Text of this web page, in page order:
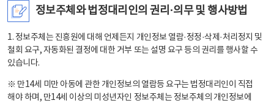
정보주체와 법정대리인의 권리·의무 및 행사방법
1. 정보주체는 진흥원에 대해 언제든지 개인정보 열람·정정·삭제·처리정지 및
철회 요구, 자동화된 결정에 대한 거부 또는 설명 요구 등의 권리를 행사할 수
있습니다.
※ 만14세 미만 아동에 관한 개인정보의 열람등 요구는 법정대리인이 직접
해야 하며, 만14세 이상의 미성년자인 정보주체는 정보주체의 개인정보에